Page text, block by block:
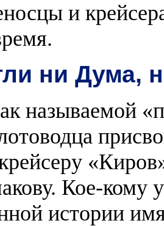
и
ни Дума,
называемой
Кое-кому
истории